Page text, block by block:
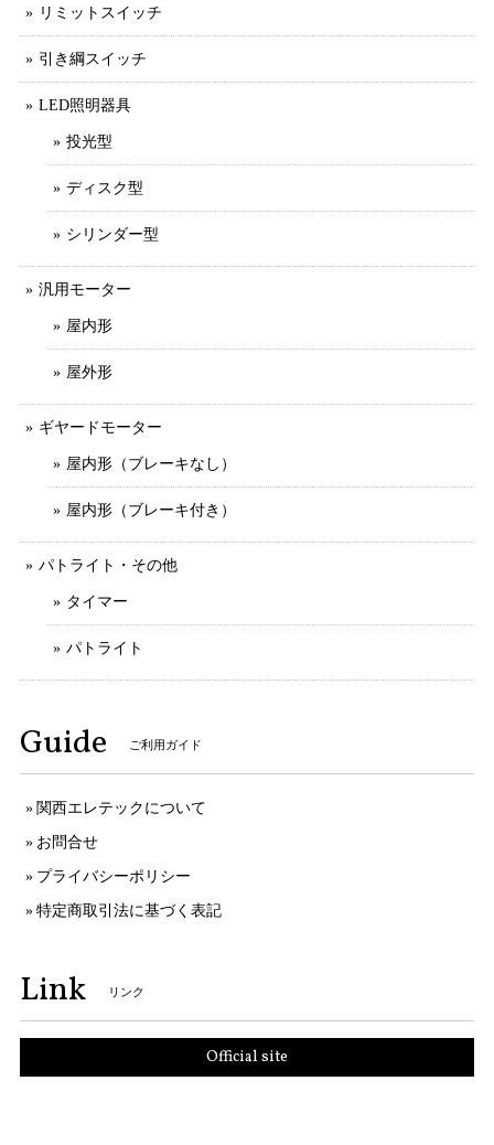
リミットスイッチ
引き綱スイッチ
LED照明器具
投光型
ディスク型
シリンダー型
汎用モーター
屋内形
屋外形
ギヤードモーター
屋内形（ブレーキなし）
屋内形（ブレーキ付き）
パトライト・その他
タイマー
パトライト
Guide ご利用ガイド
関西エレテックについて
お問合せ
プライバシーポリシー
特定商取引法に基づく表記
Link リンク
Official site